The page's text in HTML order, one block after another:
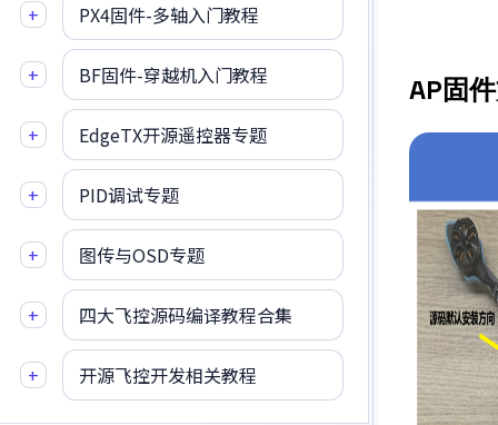
+ PX4固件-多轴入门教程
+ BF固件-穿越机入门教程
+ EdgeTX开源遥控器专题
+ PID调试专题
+ 图传与OSD专题
+ 四大飞控源码编译教程合集
+ 开源飞控开发相关教程
AP固